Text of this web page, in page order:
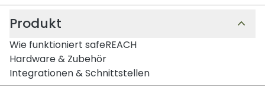
Produkt
Wie funktioniert safeREACH
Hardware & Zubehör
Integrationen & Schnittstellen